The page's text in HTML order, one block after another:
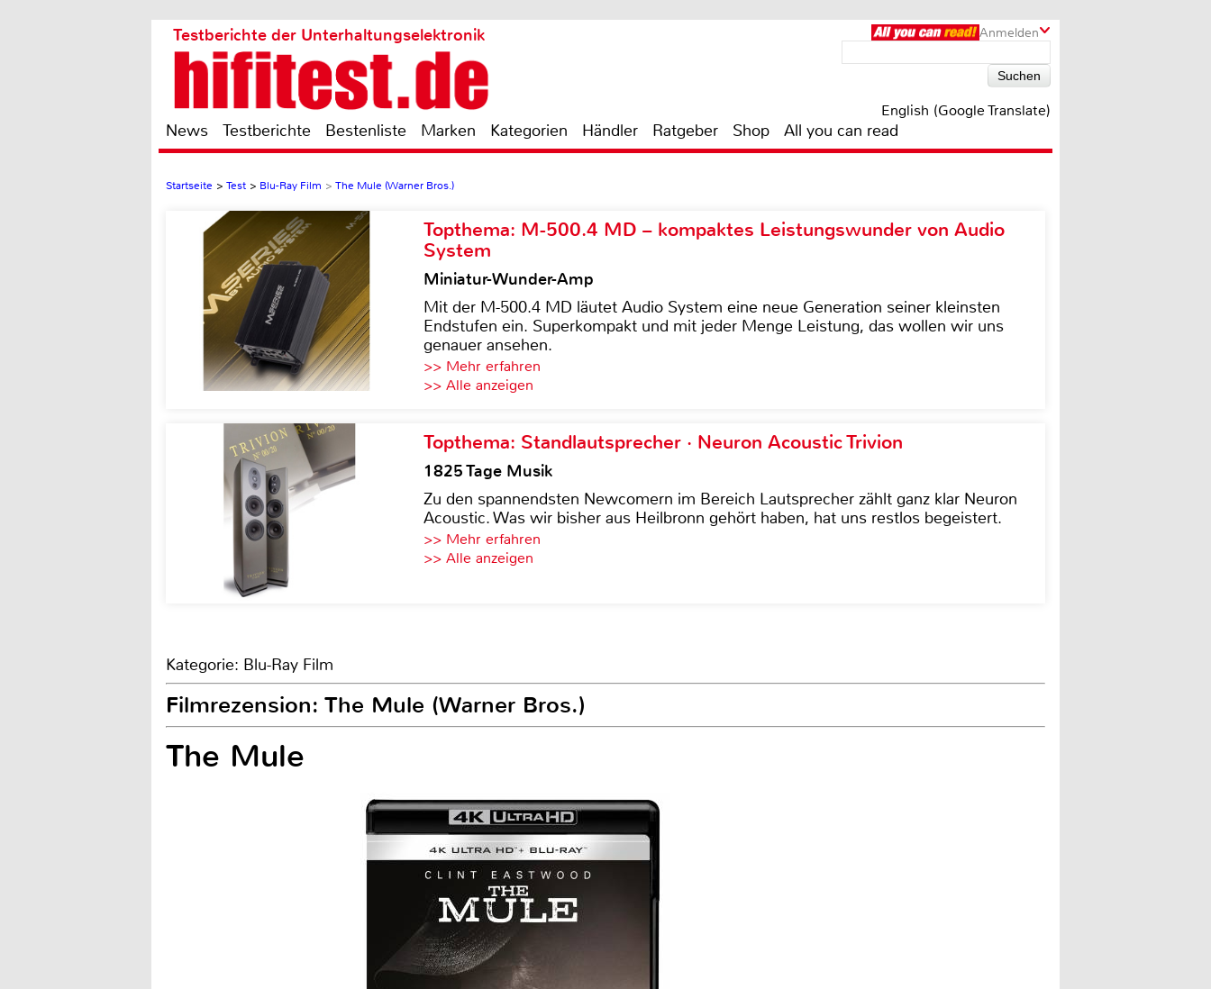
Anmelden
Testberichte der Unterhaltungselektronik
English (Google Translate)
News Testberichte Bestenliste Marken Kategorien Händler Ratgeber Shop All you can read
Startseite > Test > Blu-Ray Film > The Mule (Warner Bros.)
Topthema: M-500.4 MD – kompaktes Leistungswunder von Audio
System
Miniatur-Wunder-Amp
Mit der M-500.4 MD läutet Audio System eine neue Generation seiner kleinsten
Endstufen ein. Superkompakt und mit jeder Menge Leistung, das wollen wir uns
genauer ansehen.
>> Mehr erfahren
>> Alle anzeigen
Topthema: Standlautsprecher · Neuron Acoustic Trivion
1825 Tage Musik
Zu den spannendsten Newcomern im Bereich Lautsprecher zählt ganz klar Neuron
Acoustic. Was wir bisher aus Heilbronn gehört haben, hat uns restlos begeistert.
>> Mehr erfahren
>> Alle anzeigen
Kategorie: Blu-Ray Film
Filmrezension: The Mule (Warner Bros.)
The Mule